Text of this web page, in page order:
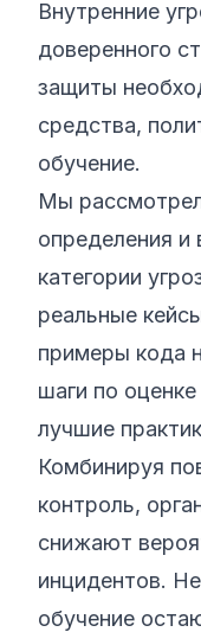
Внутренние
доверенного
защиты
средства,
обучение.
Мы
определения и
категории
реальные
примеры кода
шаги по
лучшие
Комбинируя
контроль,
снижают
инцидентов.
обучение